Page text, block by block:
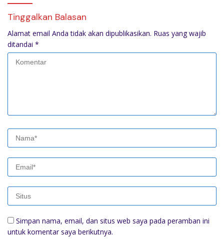
Tinggalkan Balasan
Alamat email Anda tidak akan dipublikasikan. Ruas yang wajib
ditandai *
Simpan nama, email, dan situs web saya pada peramban ini
untuk komentar saya berikutnya.